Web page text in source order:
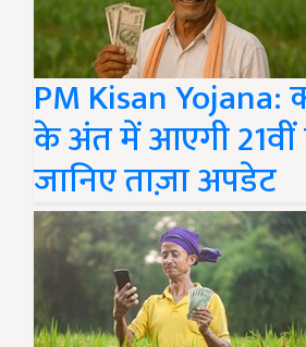
PM Kisan Yojana:
के अंत में आएगी 21वीं
जानिए ताज़ा अपडेट